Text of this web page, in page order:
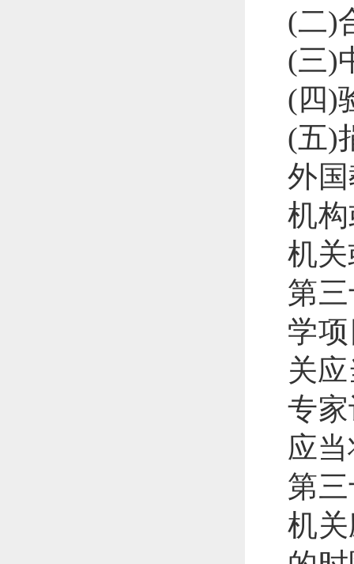
(二)
(三)
(四)
(五)
外
机
机
第
学
关
专
应
第
机